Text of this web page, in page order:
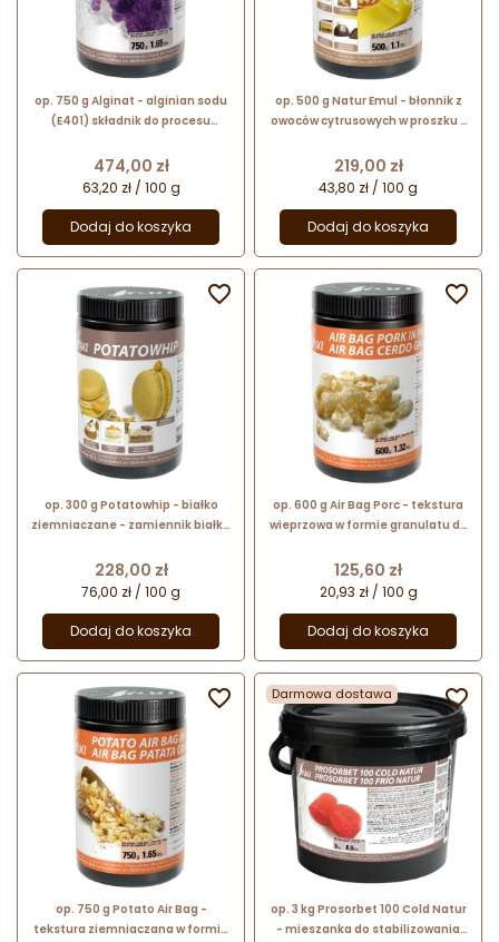
op. 750 g Alginat - alginian sodu
(E401) składnik do procesu
Ingredients
Cena
474,00 zł
63,20 zł / 100 g
Dodaj do koszyka
op. 500 g Natur Emul - błonnik z
owoców cytrusowych w proszku -
48645 Sosa Ingredients
Cena
219,00 zł
43,80 zł / 100 g
Dodaj do koszyka
op. 300 g Potatowhip - białko
ziemniaczane - zamiennik białka
Ingredients
Cena
228,00 zł
76,00 zł / 100 g
Dodaj do koszyka

op. 600 g Air Bag Porc - tekstura
wieprzowa w formie granulatu do
poddawanych procesowi
smażenia
Cena
125,60 zł
20,93 zł / 100 g
Dodaj do koszyka

op. 750 g Potato Air Bag -
tekstura ziemniaczana w formie
 Darmowa dostawa
op. 3 kg Prosorbet 100 Cold Natur
- mieszanka do stabilizowania
